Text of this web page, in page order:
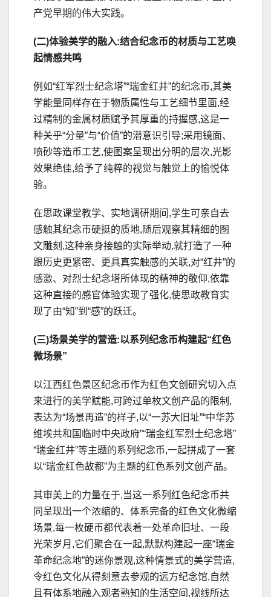
产党早期的伟大实践。
(二)体验美学的融入:结合纪念币的材质与工艺唤
起情感共鸣
例如“红军烈士纪念塔”“瑞金红井”的纪念币,其美
学能量同样存在于物质属性与工艺细节里面,经
过精制的金属材质赋予其厚重的持握感,这是一
种关乎“分量”与“价值”的潜意识引导;采用镜面、
喷砂等造币工艺,使图案呈现出分明的层次,光影
效果绝佳,给予了纯粹的视觉与触觉上的愉悦体
验。
在思政课堂教学、实地调研期间,学生可亲自去
感触其纪念币硬挺的质地,随后观察其精细的图
文雕刻,这种亲身接触的实际举动,就打造了一种
跟历史更紧密、更具真实触感的关联,对“红井”的
感激、对烈士纪念塔所体现的精神的敬仰,依靠
这种直接的感官体验实现了强化,使思政教育实
现了由“知”到“感”的跃迁。
(三)场景美学的营造:以系列纪念币构建起“红色
微场景”
以江西红色景区纪念币作为红色文创研究切入点
来进行的美学赋能,可跨过单枚文创产品的限制,
表达为“场景再造”的样子,以“一苏大旧址”“中华苏
维埃共和国临时中央政府”“瑞金红军烈士纪念塔”
“瑞金红井”等主题的系列纪念币,一起拼成了一套
以“瑞金红色故都”为主题的红色系列文创产品。
其审美上的力量在于,当这一系列红色纪念币共
同呈现出一个浓缩的、体系完备的红色文化微缩
场景,每一枚硬币都代表着一处革命旧址、一段
光荣岁月,它们聚合在一起,默默构建起一座“瑞金
革命纪念地”的迷你景观,这种情景式的美学营造,
令红色文化从得刻意去参观的远方纪念馆,自然
且有体系地融入观者熟知的生活空间,视线所达